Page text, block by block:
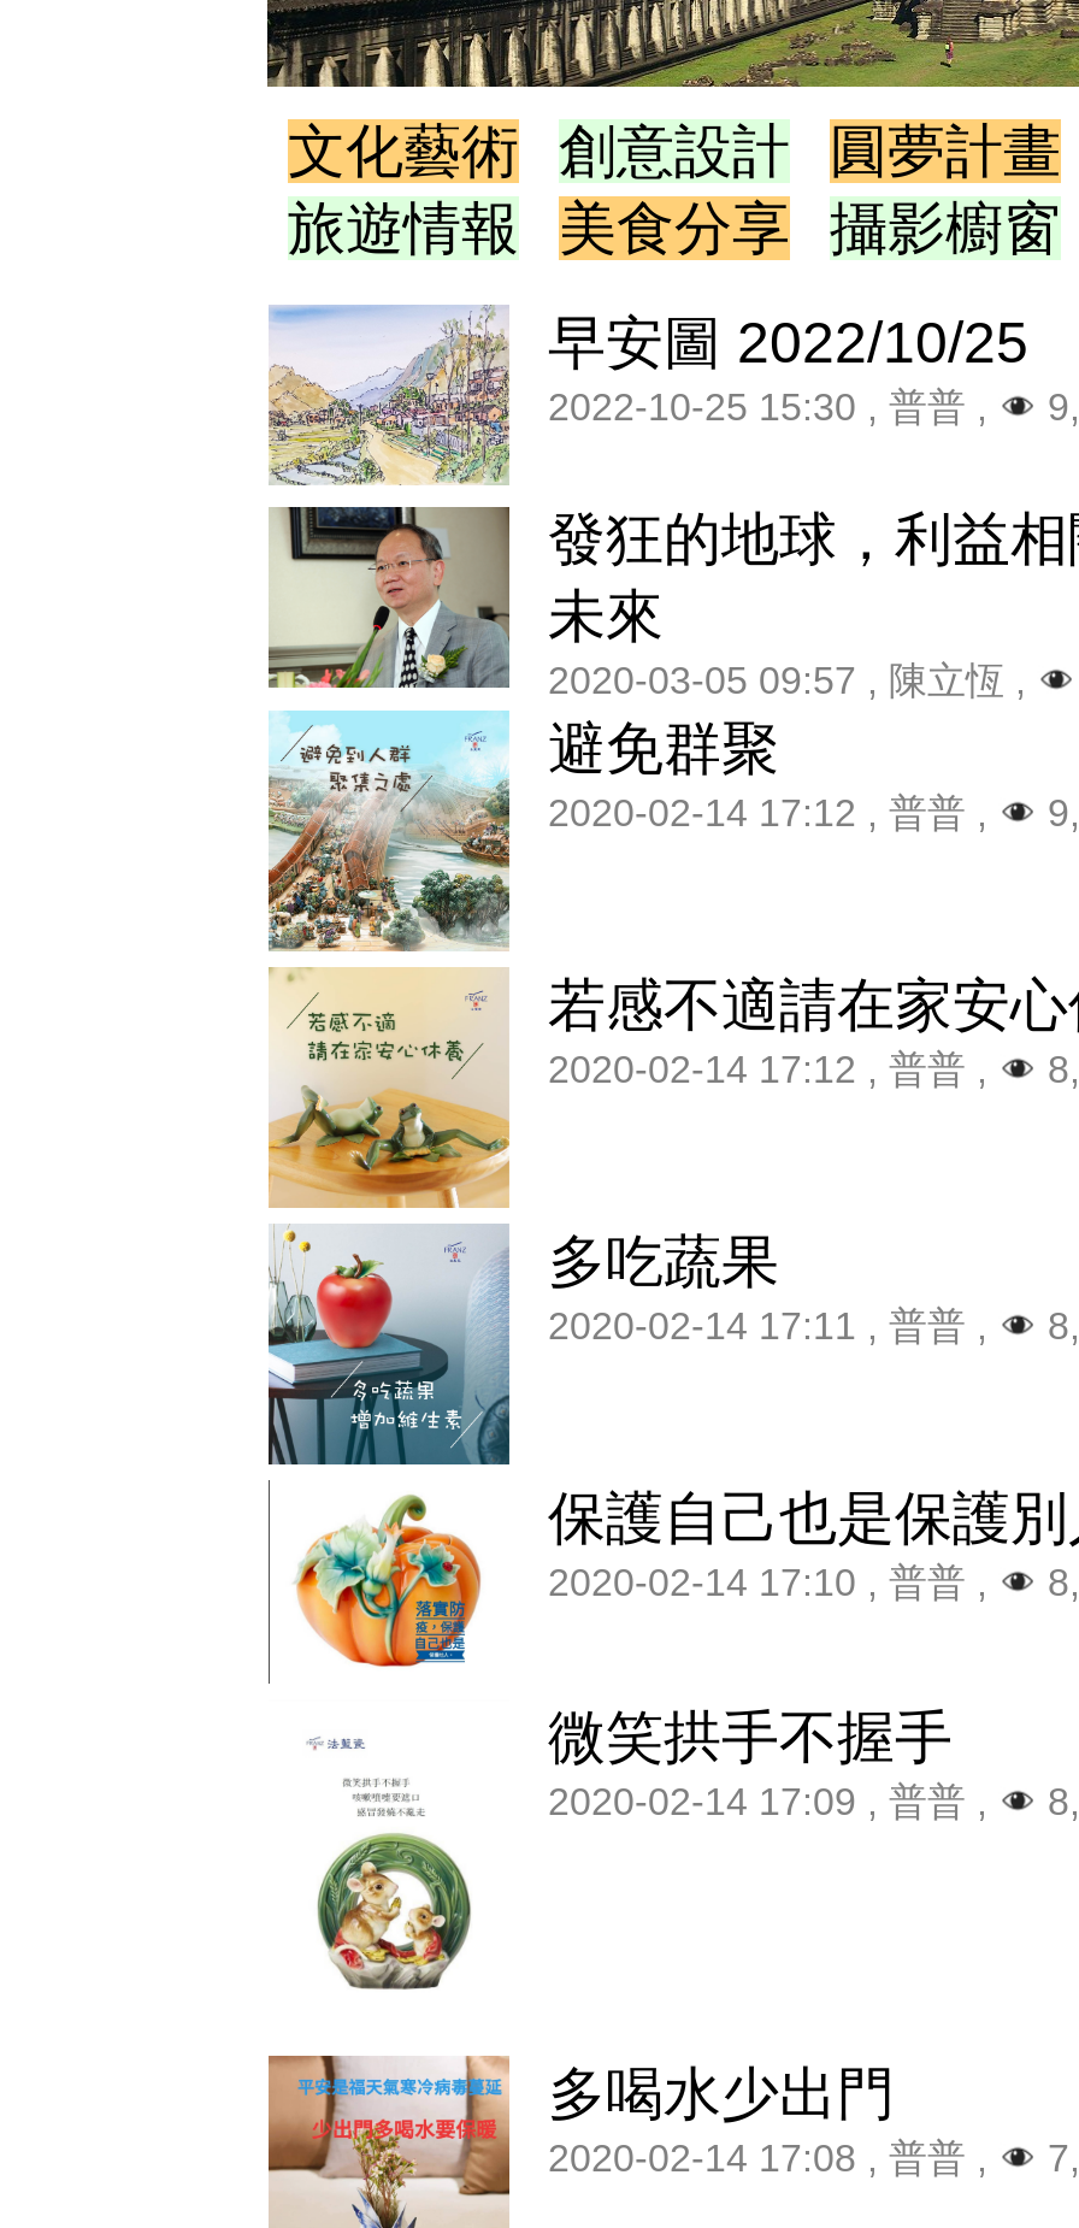
文化藝術 創意設計
圓夢計畫
旅遊情報
美食分享
攝影櫥窗
早安圖 2022/10/25
2022-10-25 15:30 , 普普 ,
發狂的地球，利益
未來
2020-03-05 09:57 , 陳立恆 ,
避免群聚
2020-02-14 17:12 , 普普 ,
若感不適請在家安
2020-02-14 17:12 , 普普 ,
多吃蔬果
2020-02-14 17:11 , 普普 ,
保護自己也是保護
2020-02-14 17:10 , 普普 ,
微笑拱手不握手
2020-02-14 17:09 , 普普 ,
多喝水少出門
2020-02-14 17:08 , 普普 ,